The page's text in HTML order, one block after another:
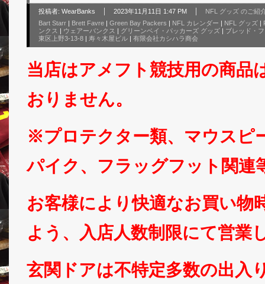
投稿者: WearBanks 2023年11月11日 1:47 PM
NFL グッズ のご紹
Bart Starr | Brett Favre | Green Bay Packers | NFL カレンダー | NFL グッズ |
ンクス | ウェアーバンクス | グリーンベイ・パッカーズ グッズ | ブレッド・
東区上野3-13-8 | 寿々木屋ビル | 有限会社カシハラ商会
当店はアメフト競技用の商品
おりません。
※プロテクター類、マウスピ
パイク、フラッグフット関連
お客様により快適なお買い物
よう、入店人数制限にて営業
玄関ドアは不特定多数の出入